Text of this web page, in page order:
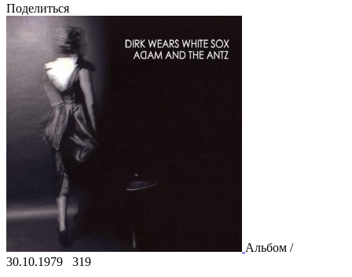
Поделиться
Альбом /
30.10.1979
319